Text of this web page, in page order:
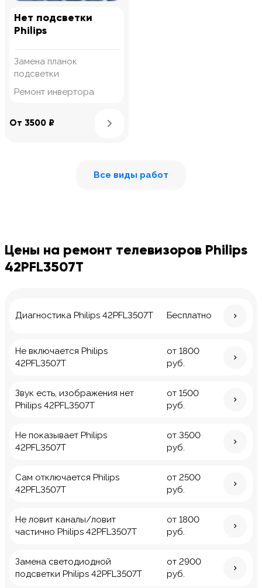
Нет подсветки
Philips
Замена планок
подсветки
Ремонт инвертора
От 3500 ₽
Все виды работ
Цены на ремонт телевизоров Philips
42PFL3507T
Диагностика Philips 42PFL3507T Бесплатно
Не включается Philips
42PFL3507T
от 1800
руб.
Звук есть, изображения нет
Philips 42PFL3507T
от 1500
руб.
Не показывает Philips
42PFL3507T
от 3500
руб.
Сам отключается Philips
42PFL3507T
от 2500
руб.
Не ловит каналы/ловит
частично Philips 42PFL3507T
от 1800
руб.
Замена светодиодной
подсветки Philips 42PFL3507T
от 2900
руб.